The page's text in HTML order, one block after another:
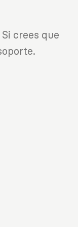
crees que